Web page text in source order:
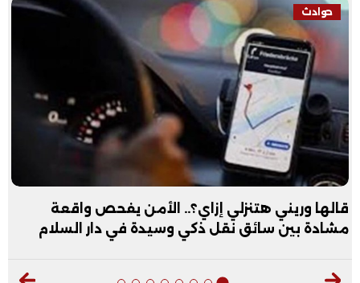
حوادث
قالها وريني هتنزلي إزاي؟.. الأمن يفحص واقعة
مشادة بين سائق نقل ذكي وسيدة في دار السلام